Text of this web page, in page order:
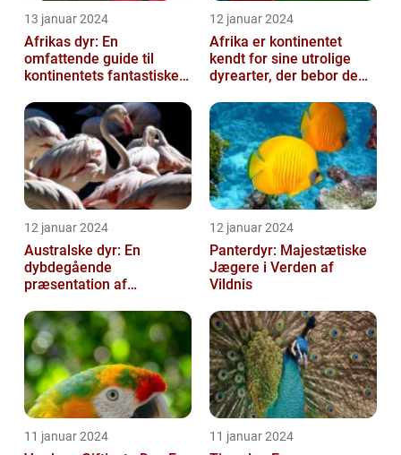
13 januar 2024
Afrikas dyr: En
omfattende guide til
kontinentets fantastiske
12 januar 2024
Afrika er kontinentet
kendt for sine utrolige
dyrearter, der bebor de
robuste ...
12 januar 2024
Australske dyr: En
dybdegående
præsentation af
12 januar 2024
Panterdyr: Majestætiske
Jægere i Verden af
Vildnis
11 januar 2024 11 januar 2024